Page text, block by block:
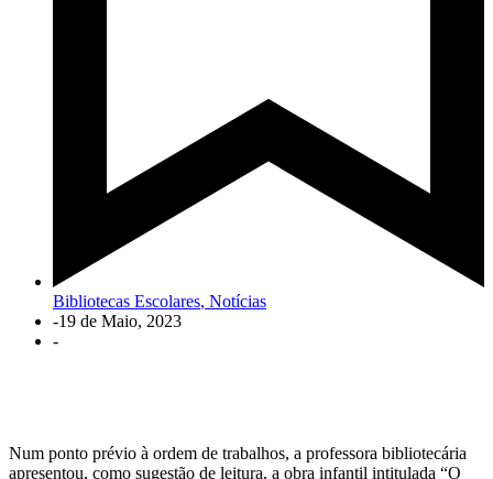
Bibliotecas Escolares, Notícias
-19 de Maio, 2023
-
Num ponto prévio à ordem de trabalhos, a professora bibliotecária
apresentou, como sugestão de leitura, a obra infantil intitulada “O